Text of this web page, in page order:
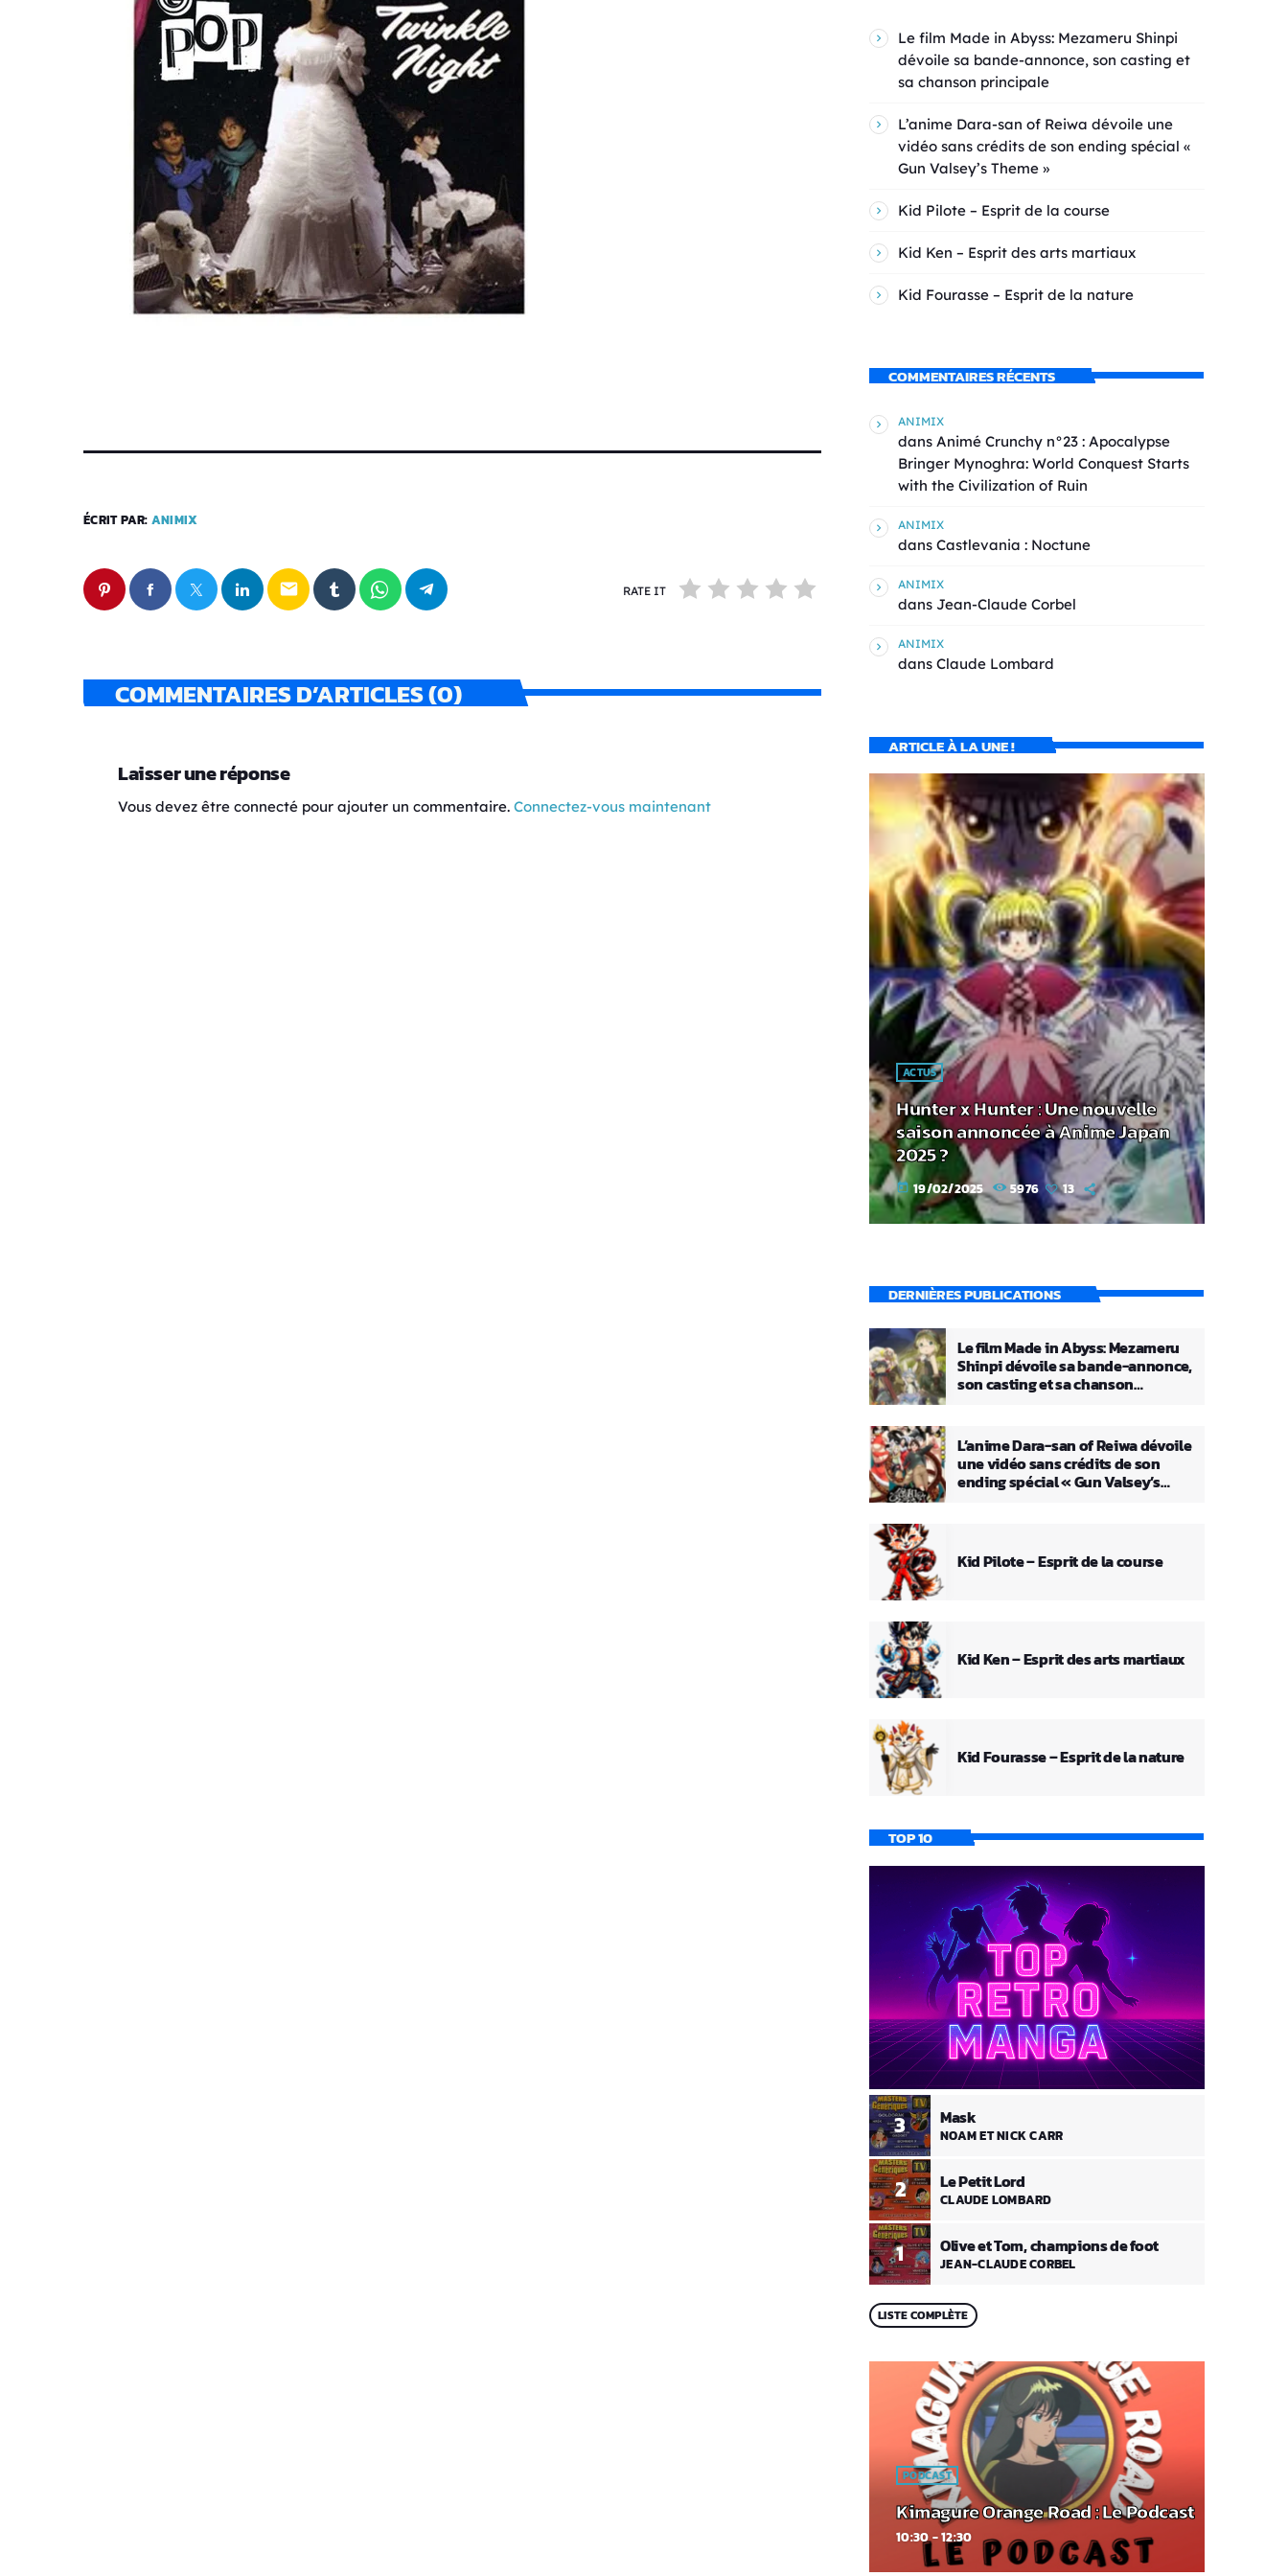
ÉCRIT PAR: ANIMIX
email RATE IT
COMMENTAIRES D’ARTICLES (0)
Laisser une réponse
Vous devez être connecté pour ajouter un commentaire. Connectez-vous maintenant
Le film Made in Abyss: Mezameru Shinpi
dévoile sa bande-annonce, son casting et
sa chanson principale
L’anime Dara-san of Reiwa dévoile une
vidéo sans crédits de son ending spécial «
Gun Valsey’s Theme »
Kid Pilote – Esprit de la course
Kid Ken – Esprit des arts martiaux
Kid Fourasse – Esprit de la nature
COMMENTAIRES RÉCENTS
ANIMIX
dans Animé Crunchy n°23 : Apocalypse
Bringer Mynoghra: World Conquest Starts
with the Civilization of Ruin
ANIMIX
dans Castlevania : Noctune
ANIMIX
dans Jean-Claude Corbel
ANIMIX
dans Claude Lombard
ARTICLE À LA UNE !
ACTUS
Hunter x Hunter : Une nouvelle
saison annoncée à Anime Japan
2025 ?
today 19/02/2025 5976 13
DERNIÈRES PUBLICATIONS
Le film Made in Abyss: Mezameru
Shinpi dévoile sa bande-annonce,
son casting et sa chanson
L’anime Dara-san of Reiwa dévoile
une vidéo sans crédits de son
ending spécial « Gun Valsey’s
Kid Pilote – Esprit de la course
Kid Ken – Esprit des arts martiaux
Kid Fourasse – Esprit de la nature
TOP 10
1 Olive et Tom, champions de foot
JEAN-CLAUDE CORBEL
2 Le Petit Lord
CLAUDE LOMBARD
3 Mask
NOAM ET NICK CARR
LISTE COMPLÈTE
PODCAST
Kimagure Orange Road : Le Podcast
10:30 - 12:30